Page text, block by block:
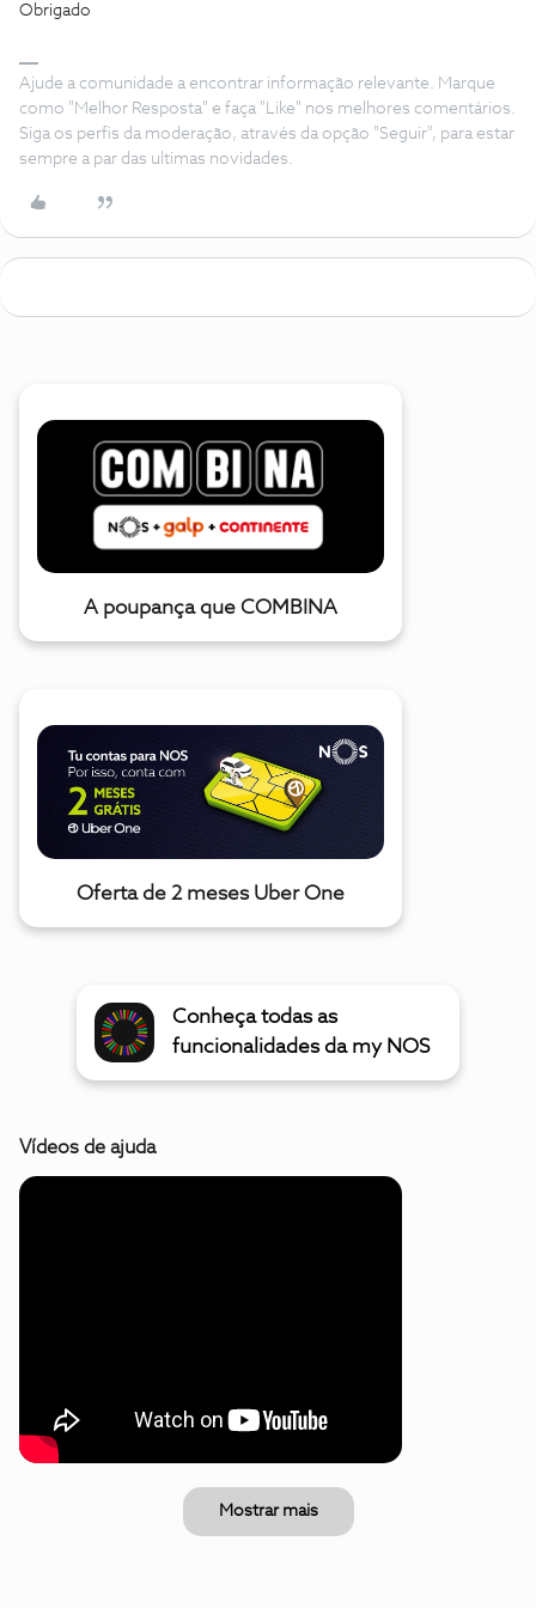
Obrigado
Ajude a comunidade a encontrar informação relevante. Marque
como "Melhor Resposta" e faça "Like" nos melhores comentários.
Siga os perfis da moderação, através da opção "Seguir", para estar
sempre a par das ultimas novidades.
A poupança que COMBINA
Oferta de 2 meses Uber One
Conheça todas as
funcionalidades da my NOS
Vídeos de ajuda
Mostrar mais